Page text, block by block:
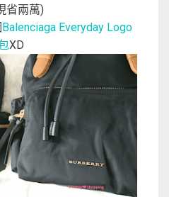
省兩萬)
Balenciaga Everyday Logo
XD